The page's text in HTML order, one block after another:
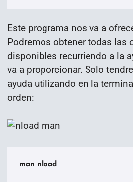
Este programa nos va a
Podremos obtener todas las
disponibles recurriendo a la
va a proporcionar. Solo
ayuda utilizando en la
orden:
man nload